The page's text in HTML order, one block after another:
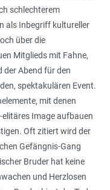
schlechterem
als Inbegriff kultureller
über die
Mitglieds mit Fahne,
der Abend für den
spektakulären Event.
mit denen
Image aufbauen
Oft zitiert wird der
Gefängnis-Gang
Bruder hat keine
und Herzlosen